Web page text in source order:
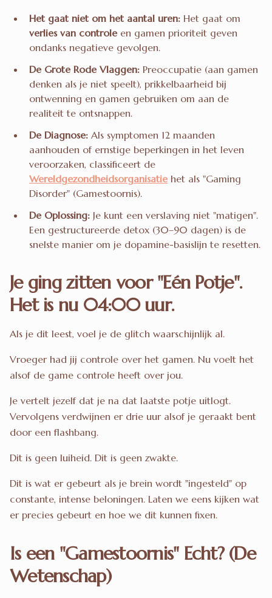
Het gaat niet om het aantal uren: Het gaat om
verlies van controle en gamen prioriteit geven
ondanks negatieve gevolgen.
De Grote Rode Vlaggen: Preoccupatie (aan gamen
denken als je niet speelt), prikkelbaarheid bij
ontwenning en gamen gebruiken om aan de
realiteit te ontsnappen.
De Diagnose: Als symptomen 12 maanden
aanhouden of ernstige beperkingen in het leven
veroorzaken, classificeert de
Wereldgezondheidsorganisatie het als "Gaming
Disorder" (Gamestoornis).
De Oplossing: Je kunt een verslaving niet "matigen".
Een gestructureerde detox (30–90 dagen) is de
snelste manier om je dopamine-basislijn te resetten.
Je ging zitten voor "Eén Potje".
Het is nu 04:00 uur.
Als je dit leest, voel je de glitch waarschijnlijk al.
Vroeger had jij controle over het gamen. Nu voelt het
alsof de game controle heeft over jou.
Je vertelt jezelf dat je na dat laatste potje uitlogt.
Vervolgens verdwijnen er drie uur alsof je geraakt bent
door een flashbang.
Dit is geen luiheid. Dit is geen zwakte.
Dit is wat er gebeurt als je brein wordt "ingesteld" op
constante, intense beloningen. Laten we eens kijken wat
er precies gebeurt en hoe we dit kunnen fixen.
Is een "Gamestoornis" Echt? (De
Wetenschap)